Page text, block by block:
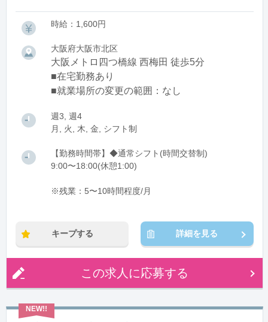
時給：1,600円
大阪府大阪市北区
大阪メトロ四つ橋線 西梅田 徒歩5分
■在宅勤務あり
■就業場所の変更の範囲：なし
週3, 週4
月, 火, 木, 金, シフト制
【勤務時間帯】◆通常シフト(時間交替制)
9:00〜18:00(休憩1:00)
※残業：5〜10時間程度/月
キープする 詳細を見る
この求人に応募する